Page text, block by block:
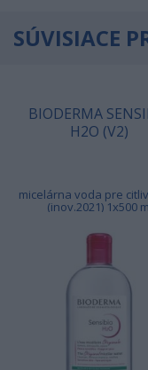
SÚVISIACE
BIODERMA
H2O (V2)
micelárna voda pre
(inov.2021) 1x500